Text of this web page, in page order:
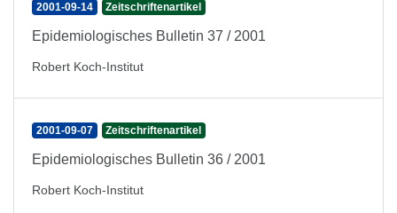
2001-09-14 Zeitschriftenartikel
Epidemiologisches Bulletin 37 / 2001
Robert Koch-Institut
2001-09-07 Zeitschriftenartikel
Epidemiologisches Bulletin 36 / 2001
Robert Koch-Institut